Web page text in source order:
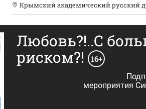
Крымский академический русский
Любовь?!..С
риском?!
16+
мероприятия